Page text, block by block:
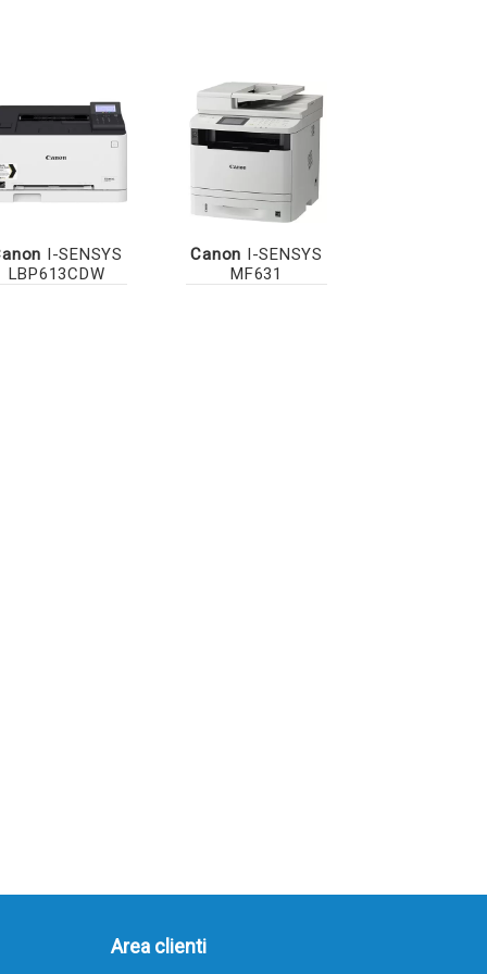
I-SENSYS
LBP613CDW
Canon I-SENSYS
MF631
Area clienti